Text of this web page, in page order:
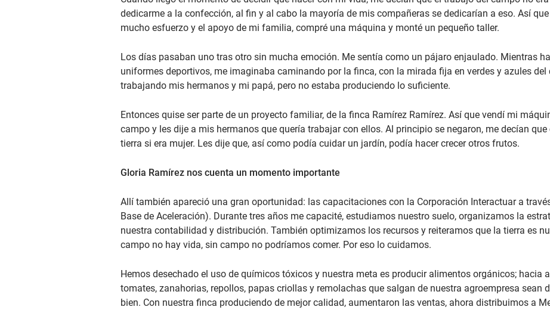
dedicarme a la confección, al fin y al cabo la mayoría de mis compañeras se dedicarían a eso. Así
mucho esfuerzo y el apoyo de mi familia, compré una máquina y monté un pequeño taller.
Los días pasaban uno tras otro sin mucha emoción. Me sentía como un pájaro enjaulado. Mientras
uniformes deportivos, me imaginaba caminando por la finca, con la mirada fija en verdes y azules
trabajando mis hermanos y mi papá, pero no estaba produciendo lo suficiente.
Entonces quise ser parte de un proyecto familiar, de la finca Ramírez Ramírez. Así que vendí mi
campo y les dije a mis hermanos que quería trabajar con ellos. Al principio se negaron, me decían
tierra si era mujer. Les dije que, así como podía cuidar un jardín, podía hacer crecer otros frutos.
Gloria Ramírez nos cuenta un momento importante
Allí también apareció una gran oportunidad: las capacitaciones con la Corporación Interactuar a
Base de Aceleración). Durante tres años me capacité, estudiamos nuestro suelo, organizamos la
nuestra contabilidad y distribución. También optimizamos los recursos y reiteramos que la tierra es
campo no hay vida, sin campo no podríamos comer. Por eso lo cuidamos.
Hemos desechado el uso de químicos tóxicos y nuestra meta es producir alimentos orgánicos; hacia
tomates, zanahorias, repollos, papas criollas y remolachas que salgan de nuestra agroempresa sean
bien. Con nuestra finca produciendo de mejor calidad, aumentaron las ventas, ahora distribuimos a